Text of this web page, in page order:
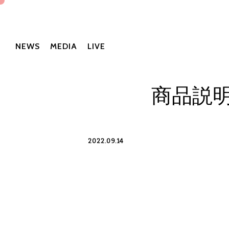
NEWS MEDIA LIVE
商品説
2022.09.14